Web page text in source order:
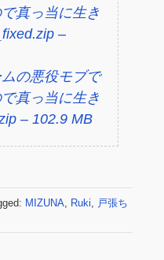
真っ当に生き
–
の悪役モブで
真っ当に生き
– 102.9 MB
MIZUNA, Ruki
戸張ち